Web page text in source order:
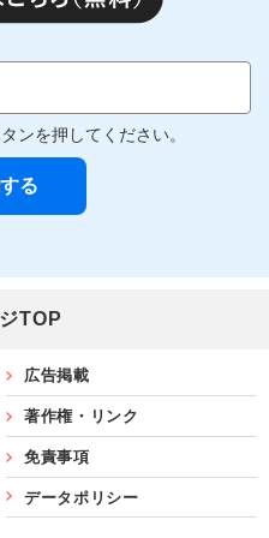
ンを押してください。
TOP
広告掲載
著作権・リンク
免責事項
データポリシー